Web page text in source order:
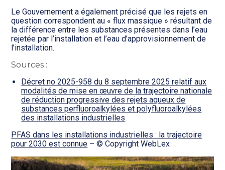
Le Gouvernement a également précisé que les rejets en
question correspondent au « flux massique » résultant de
la différence entre les substances présentes dans l’eau
rejetée par l’installation et l’eau d’approvisionnement de
l’installation.
Sources :
Décret no 2025-958 du 8 septembre 2025 relatif aux
modalités de mise en œuvre de la trajectoire nationale
de réduction progressive des rejets aqueux de
substances perfluoroalkylées et polyfluoroalkylées
des installations industrielles
PFAS dans les installations industrielles : la trajectoire
pour 2030 est connue – © Copyright WebLex